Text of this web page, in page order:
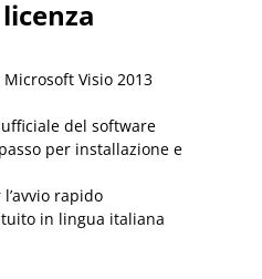
Visio 2013
del software
per installazione e
rapido
in lingua italiana